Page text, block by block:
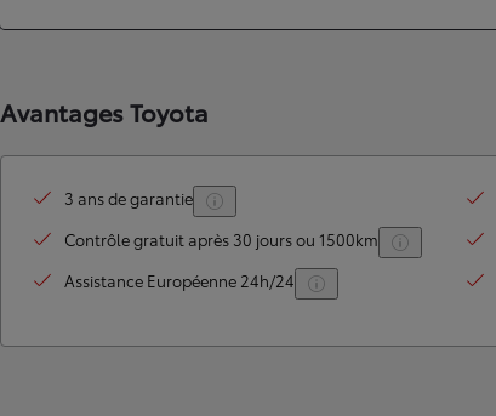
HYBRIDE OU HYBRIDE RECHARGEABLE
Disponible rapidement
Avantages Toyota
3 ans de garantie
Contrôle gratuit après 30 jours ou 1500km
Assistance Européenne 24h/24